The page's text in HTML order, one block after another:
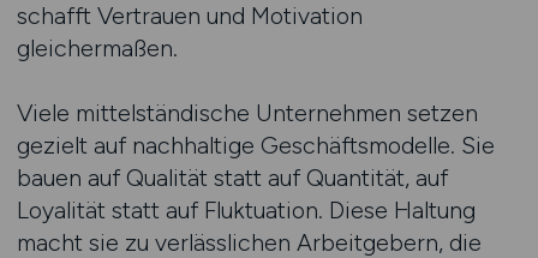
schafft Vertrauen und Motivation
gleichermaßen.
Viele mittelständische Unternehmen setzen
gezielt auf nachhaltige Geschäftsmodelle. Sie
bauen auf Qualität statt auf Quantität, auf
Loyalität statt auf Fluktuation. Diese Haltung
macht sie zu verlässlichen Arbeitgebern, die